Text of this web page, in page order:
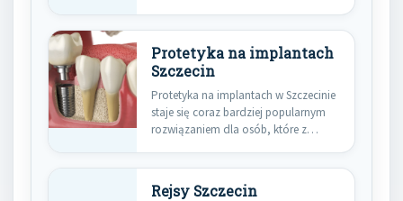
Protetyka na implantach
Szczecin
Protetyka na implantach w Szczecinie
staje się coraz bardziej popularnym
rozwiązaniem dla osób, które z…
Rejsy Szczecin